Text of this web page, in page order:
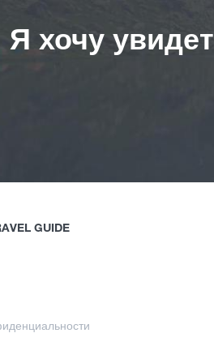
Я хочу
GUIDE